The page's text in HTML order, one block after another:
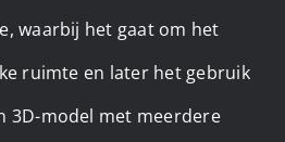
waarbij het gaat om het
ruimte en later het gebruik
3D-model met meerdere